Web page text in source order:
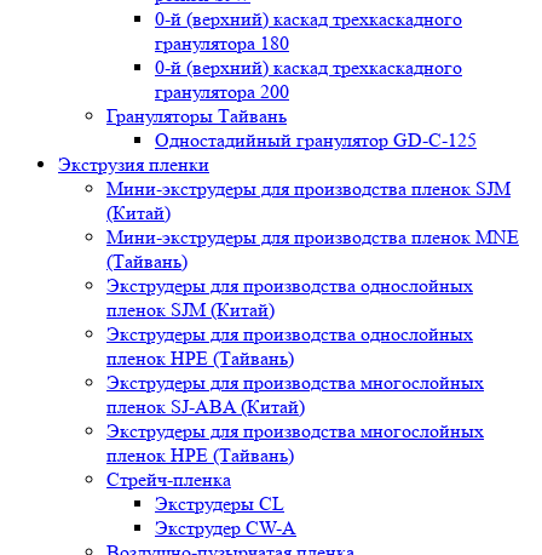
0-й (верхний) каскад трехкаскадного
гранулятора 180
0-й (верхний) каскад трехкаскадного
гранулятора 200
Грануляторы Тайвань
Одностадийный гранулятор GD-C-125
Экструзия пленки
Мини-экструдеры для производства пленок SJM
(Китай)
Мини-экструдеры для производства пленок MNE
(Тайвань)
Экструдеры для производства однослойных
пленок SJM (Китай)
Экструдеры для производства однослойных
пленок HPE (Тайвань)
Экструдеры для производства многослойных
пленок SJ-ABA (Китай)
Экструдеры для производства многослойных
пленок HPE (Тайвань)
Стрейч-пленка
Экструдеры CL
Экструдер CW-A